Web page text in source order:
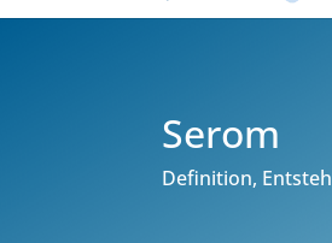
Serom
Definition,